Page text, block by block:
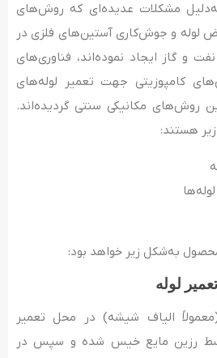
مشکلات عدیده‌­ای که روش‌­های
لوله و جوش‌کاری آستین­‌های فلزی در
و گاز ایجاد نموده‌اند، فناوری‌های
کامپوزیتی جهت تعمیر لوله­‌های
روش‌های مکانیکی سنتی گردیده‌­اند.
هستند:
محصول به‌شکل زیر خواهد بود:
لوله
الیاف شیشه) در محل تعمیر
رزین مایع خیس شده و سپس در